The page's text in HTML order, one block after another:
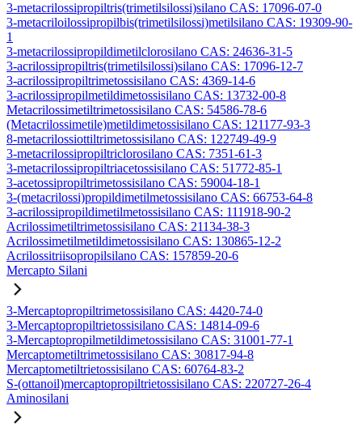
3-metacrilossipropiltris(trimetilsilossi)silano CAS: 17096-07-0
3-metacriloilossipropilbis(trimetilsilossi)metilsilano CAS: 19309-90-
1
3-metacrilossipropildimetilclorosilano CAS: 24636-31-5
3-acrilossipropiltris(trimetilsilossi)silano CAS: 17096-12-7
3-acrilossipropiltrimetossisilano CAS: 4369-14-6
3-acrilossipropilmetildimetossisilano CAS: 13732-00-8
Metacrilossimetiltrimetossisilano CAS: 54586-78-6
(Metacrilossimetile)metildimetossisilano CAS: 121177-93-3
8-metacrilossiottiltrimetossisilano CAS: 122749-49-9
3-metacrilossipropiltriclorosilano CAS: 7351-61-3
3-metacrilossipropiltriacetossisilano CAS: 51772-85-1
3-acetossipropiltrimetossisilano CAS: 59004-18-1
3-(metacrilossi)propildimetilmetossisilano CAS: 66753-64-8
3-acrilossipropildimetilmetossisilano CAS: 111918-90-2
Acrilossimetiltrimetossisilano CAS: 21134-38-3
Acrilossimetilmetildimetossisilano CAS: 130865-12-2
Acrilossitriisopropilsilano CAS: 157859-20-6
Mercapto Silani
3-Mercaptopropiltrimetossisilano CAS: 4420-74-0
3-Mercaptopropiltrietossisilano CAS: 14814-09-6
3-Mercaptopropilmetildimetossisilano CAS: 31001-77-1
Mercaptometiltrimetossisilano CAS: 30817-94-8
Mercaptometiltrietossisilano CAS: 60764-83-2
S-(ottanoil)mercaptopropiltrietossisilano CAS: 220727-26-4
Aminosilani